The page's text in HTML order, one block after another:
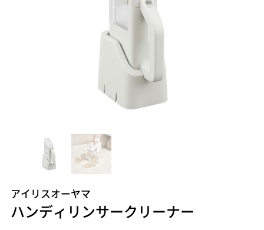
アイリスオーヤマ
ハンディリンサークリーナー